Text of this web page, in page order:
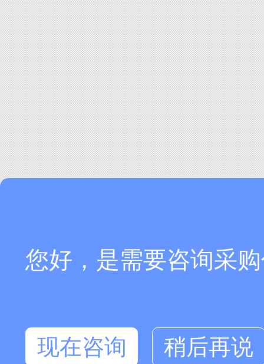
您好，是需要咨询采
现在咨询 稍后再说